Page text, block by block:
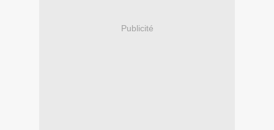
Publicité